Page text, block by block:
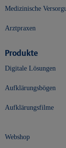
Medizinische
Arztpraxen
Produkte
Digitale Lösungen
Aufklärungsbögen
Aufklärungsfilme
Webshop